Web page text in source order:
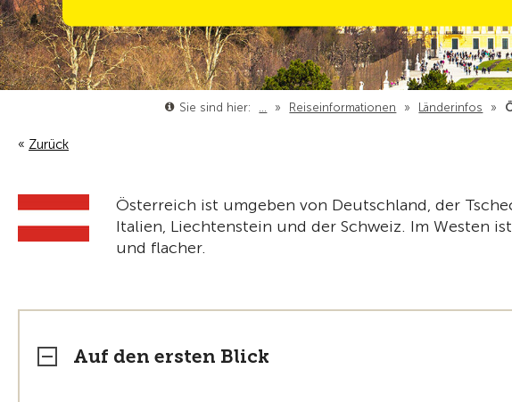
Sie sind hier: … » Reiseinformationen » Länderinfos »
Zurück
Österreich ist umgeben von Deutschland, der
Italien, Liechtenstein und der Schweiz. Im Westen
und flacher.
Auf den ersten Blick